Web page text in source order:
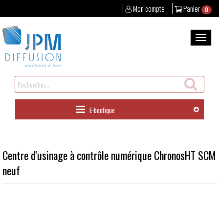
Panier 0
Mon compte
au
contenu
la
Rechercher
un
produit
E-boutique
Centre d'usinage à contrôle numérique ChronosHT SCM
neuf